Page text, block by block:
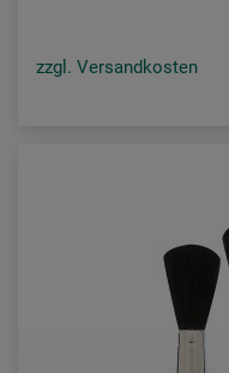
zzgl. Versandkosten